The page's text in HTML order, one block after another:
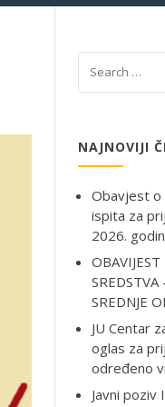
NAJNOVIJI
Obavjest o
ispita za
2026.
SREDSTVA
SREDNJE
JU Centar
oglas za
određeno
Javni poziv